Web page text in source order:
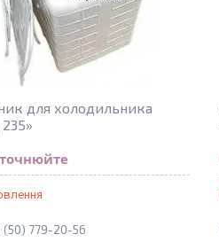
для холодильника
(50) 779-20-56